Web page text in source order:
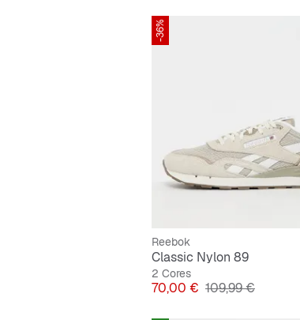
-36%
Reebok
Classic Nylon 89
2 Cores
Preço
70,00 € Preço original
109,99 €